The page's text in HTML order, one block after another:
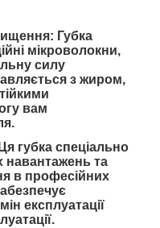
Губка
мікроволокни,
силу
з жиром,
вам
губка спеціально
навантажень та
в професійних
експлуатації